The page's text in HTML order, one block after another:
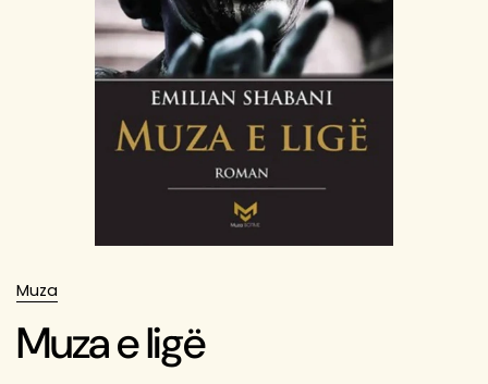
Muza
Muza e ligë